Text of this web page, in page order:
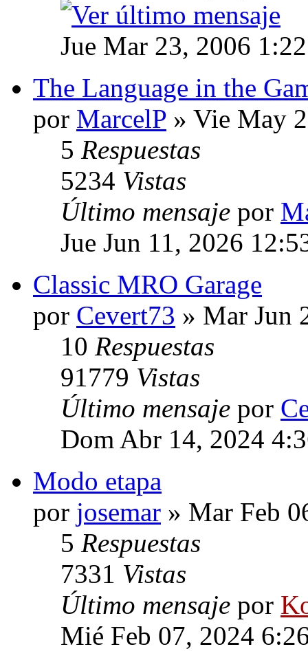
Jue Mar 23, 2006
The Language in the
por MarcelP » Vie May
5 Respuestas
5234 Vistas
Último mensaje por
Jue Jun 11, 2026
Classic MRO Garage
por Cevert73 » Mar Jun
10 Respuestas
91779 Vistas
Último mensaje por
Dom Abr 14, 2024
Modo etapa
por josemar » Mar Feb
5 Respuestas
7331 Vistas
Último mensaje por
Mié Feb 07, 2024